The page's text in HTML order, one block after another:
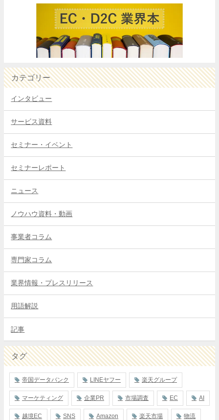
カテゴリー
インタビュー
サービス資料
セミナー・イベント
セミナーレポート
ニュース
ノウハウ資料・動画
事業者コラム
専門家コラム
業界情報・プレスリリース
用語解説
記事
タグ
帝国データバンク LINEヤフー 楽天グループ
マーケティング 企業PR 市場調査 EC AI
越境EC SNS Amazon 楽天市場 物流